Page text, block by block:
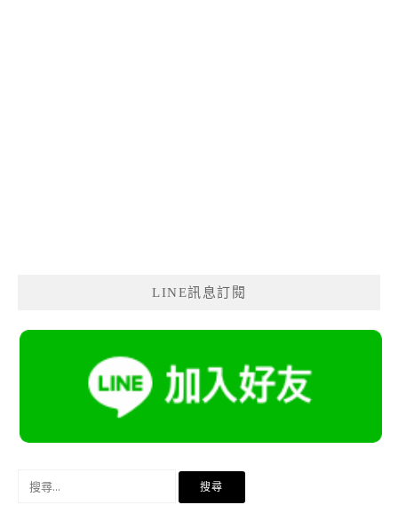
LINE訊息訂閱